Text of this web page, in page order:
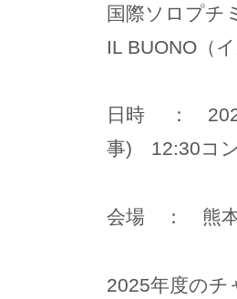
国際ソロプチ
IL BUONO（
日時 ： 2026
事) 12:30コ
会場 ： 熊本
2025年度のチ